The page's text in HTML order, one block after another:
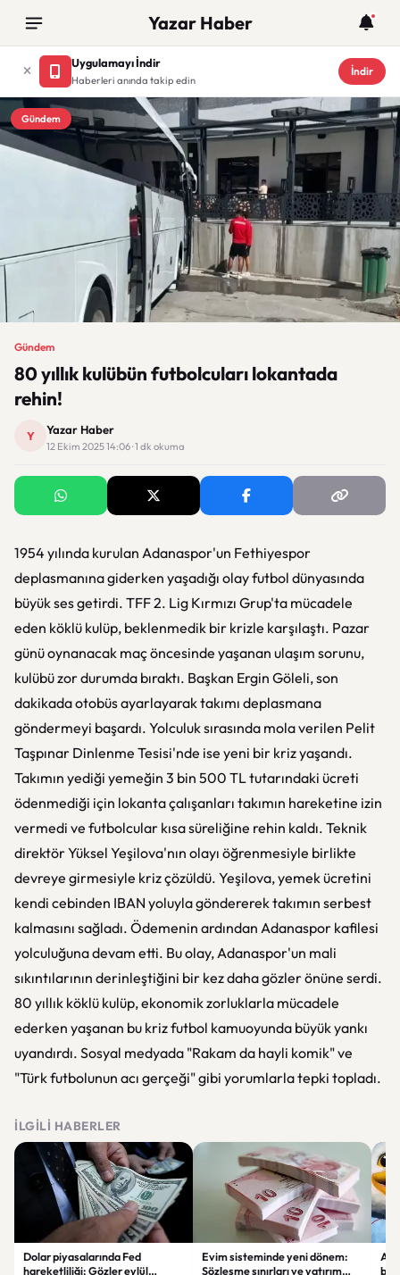
Yazar Haber
Uygulamayı İndir
Haberleri anında takip edin
İndir
Gündem
Gündem
80 yıllık kulübün futbolcuları lokantada
rehin!
Y Yazar Haber
12 Ekim 2025 14:06 · 1 dk okuma
1954 yılında kurulan Adanaspor'un Fethiyespor
deplasmanına giderken yaşadığı olay futbol dünyasında
büyük ses getirdi. TFF 2. Lig Kırmızı Grup'ta mücadele
eden köklü kulüp, beklenmedik bir krizle karşılaştı. Pazar
günü oynanacak maç öncesinde yaşanan ulaşım sorunu,
kulübü zor durumda bıraktı. Başkan Ergin Göleli, son
dakikada otobüs ayarlayarak takımı deplasmana
göndermeyi başardı. Yolculuk sırasında mola verilen Pelit
Taşpınar Dinlenme Tesisi'nde ise yeni bir kriz yaşandı.
Takımın yediği yemeğin 3 bin 500 TL tutarındaki ücreti
ödenmediği için lokanta çalışanları takımın hareketine izin
vermedi ve futbolcular kısa süreliğine rehin kaldı. Teknik
direktör Yüksel Yeşilova'nın olayı öğrenmesiyle birlikte
devreye girmesiyle kriz çözüldü. Yeşilova, yemek ücretini
kendi cebinden IBAN yoluyla göndererek takımın serbest
kalmasını sağladı. Ödemenin ardından Adanaspor kafilesi
yolculuğuna devam etti. Bu olay, Adanaspor'un mali
sıkıntılarının derinleştiğini bir kez daha gözler önüne serdi.
80 yıllık köklü kulüp, ekonomik zorluklarla mücadele
ederken yaşanan bu kriz futbol kamuoyunda büyük yankı
uyandırdı. Sosyal medyada "Rakam da hayli komik" ve
"Türk futbolunun acı gerçeği" gibi yorumlarla tepki topladı.
İLGILI HABERLER
Dolar piyasalarında Fed
hareketliliği: Gözler eylül
Evim sisteminde yeni dönem:
Sözleşme sınırları ve yatırım